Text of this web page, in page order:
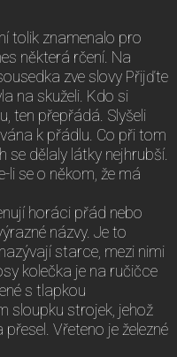
tolik znamenalo pro
některá rčení. Na
zve slovy Přijďte
na skuželi. Kdo si
ten přepřádá. Slyšeli
k přádlu. Co při tom
se dělaly látky nejhrubší.
li se o někom, že má
horáci přád nebo
názvy. Je to
starce, mezi nimi
kolečka je na ručičce
s tlapkou
sloupku strojek, jehož
Vřeteno je železné